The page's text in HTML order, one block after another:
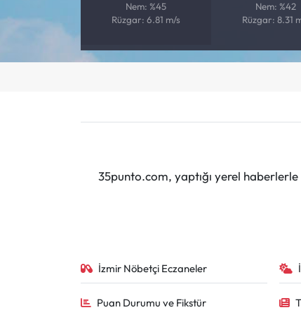
Nem: %45
Rüzgar: 6.81 m/s
Nem: %42
Rüzgar: 8.31
35punto.com, yaptığı yerel
İzmir Nöbetçi Eczaneler
Puan Durumu ve Fikstür